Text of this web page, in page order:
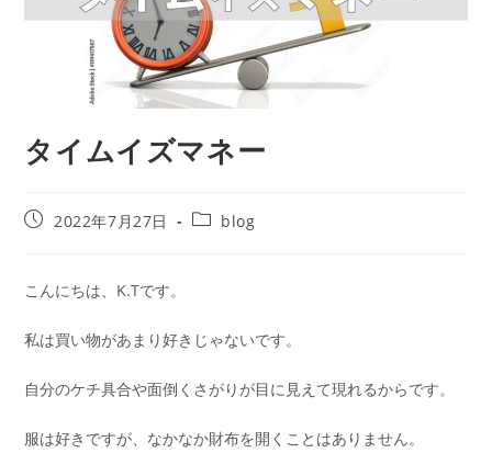
タイムイズマネー
2022年7月27日 blog
こんにちは、K.Tです。
私は買い物があまり好きじゃないです。
自分のケチ具合や面倒くさがりが目に見えて現れるからです。
服は好きですが、なかなか財布を開くことはありません。